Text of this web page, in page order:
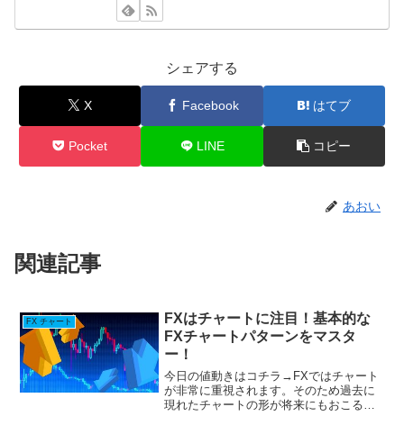
シェアする
X Facebook はてブ
Pocket LINE コピー
あおい
関連記事
FX チャート
FXはチャートに注目！基本的な
FXチャートパターンをマスタ
ー！
今日の値動きはコチラ→FXではチャート
が非常に重視されます。そのため過去に
現れたチャートの形が将来にもおこる可